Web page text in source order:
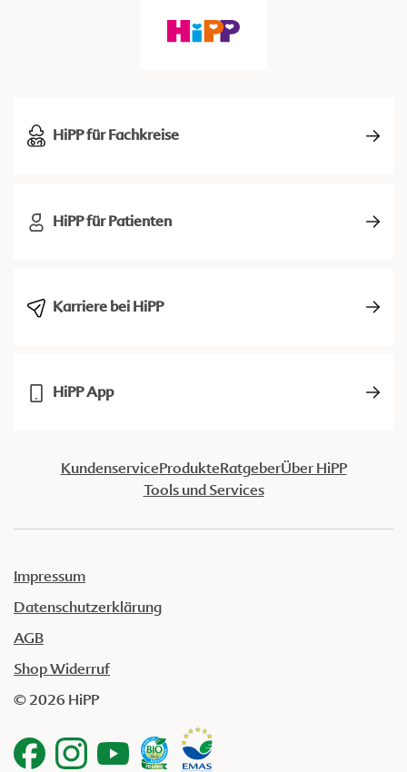
HiPP für Fachkreise
HiPP für Patienten
Karriere bei HiPP
HiPP App
KundenserviceProdukteRatgeberÜber HiPP
Tools und Services
Impressum
Datenschutzerklärung
AGB
Shop Widerruf
© 2026 HiPP